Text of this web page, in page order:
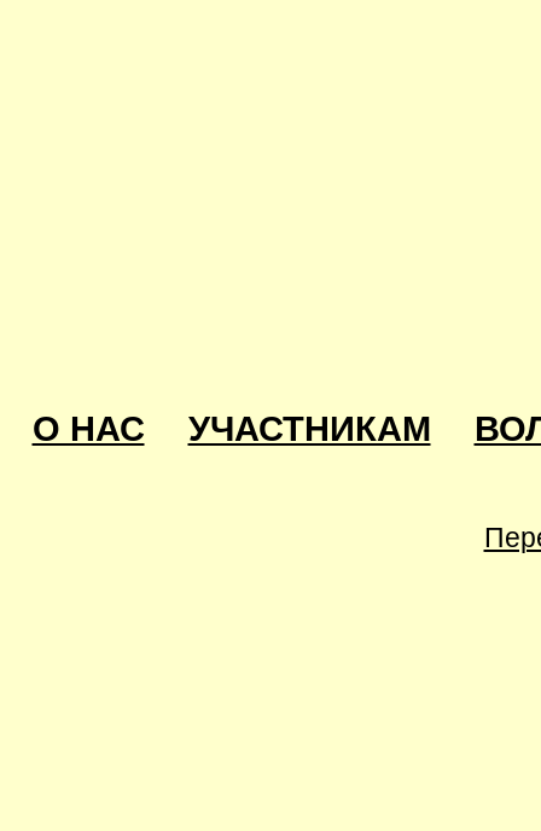
О НАС УЧАСТНИКАМ